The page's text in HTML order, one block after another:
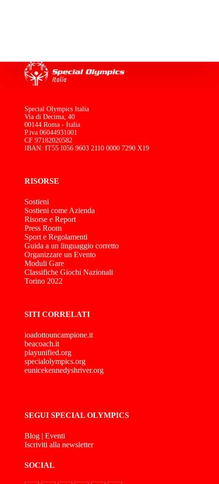
Special Olympics Italia
Via di Decima, 40
00144 Roma - Italia
P.iva 06044931001
CF 97182020582
IBAN: IT55 I056 9603 2110 0000 7290 X19
RISORSE
Sostieni
Sostieni come Azienda
Risorse e Report
Press Room
Sport e Regolamenti
Guida a un linguaggio corretto
Organizzare un Evento
Moduli Gare
Classifiche Giochi Nazionali
Torino 2022
SITI CORRELATI
ioadottouncampione.it
beacoach.it
playunified.org
specialolympics.org
eunicekennedyshriver.org
SEGUI SPECIAL OLYMPICS
Blog | Eventi
Iscriviti alla newsletter
SOCIAL